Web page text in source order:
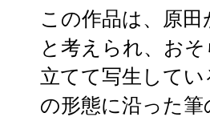
この作品は、原
と考えられ、お
立てて写生して
の形態に沿った